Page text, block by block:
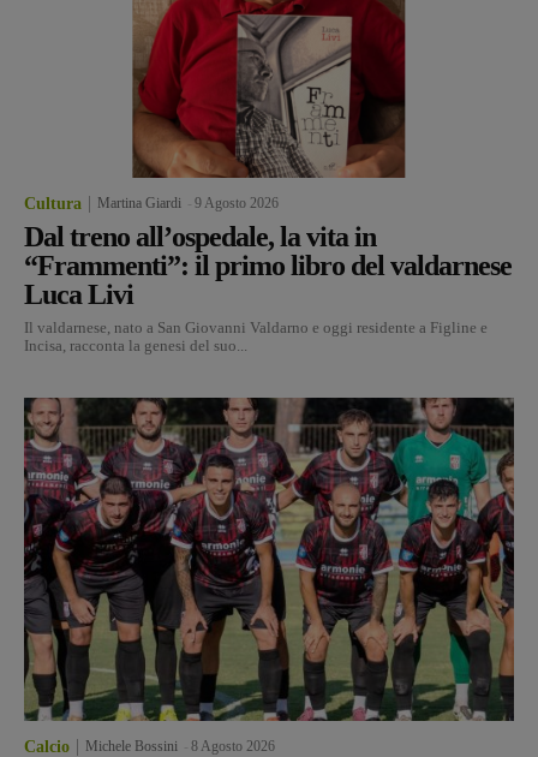
Cultura Martina Giardi 9 Agosto 2026
Dal treno all’ospedale, la vita in
“Frammenti”: il primo libro del valdarnese
Luca Livi
Il valdarnese, nato a San Giovanni Valdarno e oggi residente a Figline e
Incisa, racconta la genesi del suo...
Calcio Michele Bossini 8 Agosto 2026